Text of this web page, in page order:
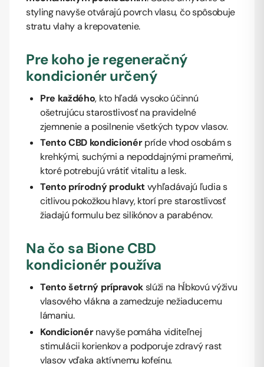
styling navyše otvárajú povrch vlasu, čo spôsobuje
stratu vlahy a krepovatenie.
Pre koho je regeneračný
kondicionér určený
Pre každého, kto hľadá vysoko účinnú
ošetrujúcu starostlivosť na pravidelné
zjemnenie a posilnenie všetkých typov vlasov.
Tento CBD kondicionérpríde vhod osobám s
krehkými, suchými a nepoddajnými prameňmi,
ktoré potrebujú vrátiť vitalitu a lesk.
Tento prírodný produktvyhľadávajú ľudia s
citlivou pokožkou hlavy, ktorí pre starostlivosť
žiadajú formulu bez silikónov a parabénov.
Na čo sa Bione CBD
kondicionér používa
Tento šetrný prípravokslúži na hĺbkovú výživu
vlasového vlákna a zamedzuje nežiaducemu
lámaniu.
Kondicionérnavyše pomáha viditeľnej
stimulácii korienkov a podporuje zdravý rast
vlasov vďaka aktívnemu kofeínu.